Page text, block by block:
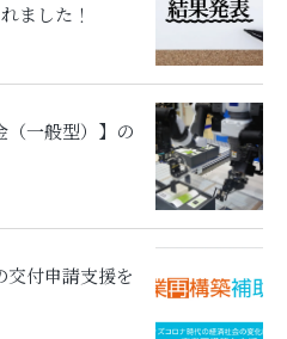
ました！
（一般型）】の
交付申請支援を